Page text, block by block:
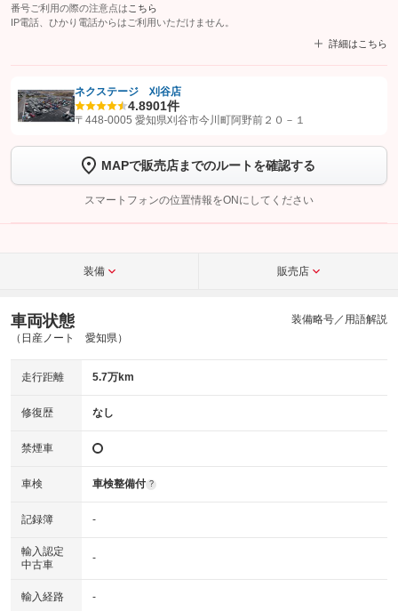
番号ご利用の際の注意点は こちら
IP電話、ひかり電話からはご利用いただけません。
詳細はこちら
【STEP1】認証画面でグーネットを友だち追加してから「許可する」ボタンを押
トーク画面で
ボタンをタップして問い合わせを
完了してください。
こちら
ネクステージ 刈谷店
4.8901件
〒448-0005 愛知県刈谷市今川町阿野前２０－１
MAPで販売店までのルートを確認する
スマートフォンの位置情報をONにしてください
装備 販売店
車両状態
（日産ノート 愛知県）
装備略号／用語解説
走行距離 5.7万km
修復歴 なし
禁煙車
車検 車検整備付 ?
記録簿 -
輸入認定
中古車
-
輸入経路 -